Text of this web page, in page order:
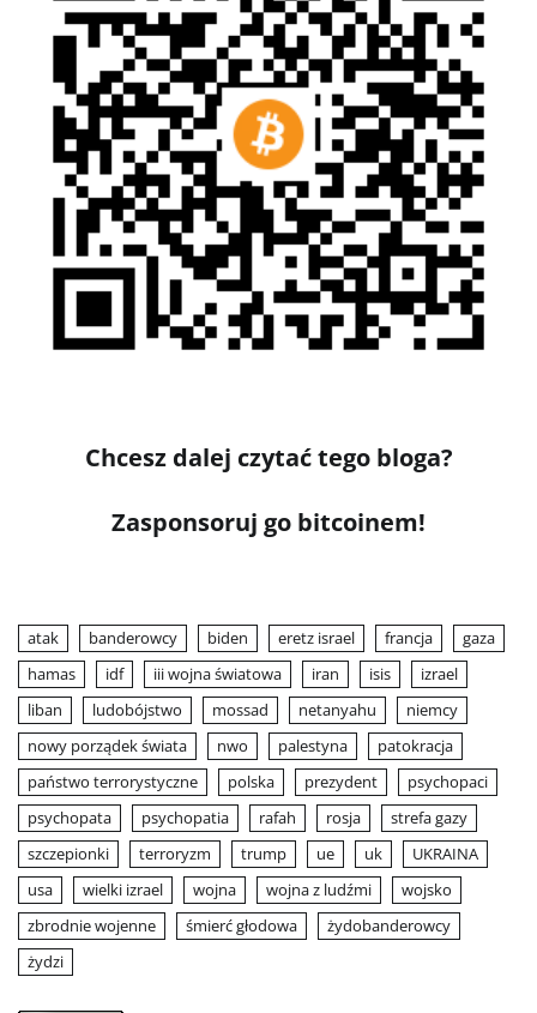
Chcesz dalej czytać tego bloga?
Zasponsoruj go bitcoinem!
atak banderowcy biden eretz israel francja
gaza
hamas
idf iii wojna światowa iran isis
izrael
liban
ludobójstwo mossad netanyahu
niemcy
nowy porządek świata
nwo palestyna
patokracja
państwo terrorystyczne
polska prezydent
psychopaci
psychopata
psychopatia rafah rosja
strefa gazy
szczepionki
terroryzm trump ue uk
UKRAINA
usa
wielki izrael wojna wojna z ludźmi
wojsko
zbrodnie wojenne
śmierć głodowa
żydobanderowcy
żydzi